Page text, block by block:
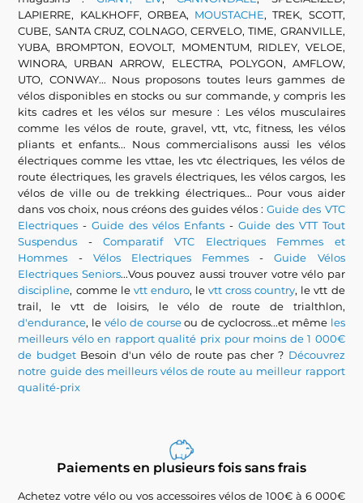
LAPIERRE, KALKHOFF, ORBEA, MOUSTACHE, TREK, SCOTT,
CUBE, SANTA CRUZ, COLNAGO, CERVELO, TIME, GRANVILLE,
YUBA, BROMPTON, EOVOLT, MOMENTUM, RIDLEY, VELOE,
WINORA, URBAN ARROW, ELECTRA, POLYGON, AMFLOW,
UTO, CONWAY... Nous proposons toutes leurs gammes de
vélos disponibles en stocks ou sur commande, y compris les
kits cadres et les vélos sur mesure : Les vélos musculaires
comme les vélos de route, gravel, vtt, vtc, fitness, les vélos
pliants et enfants... Nous commercialisons aussi les vélos
électriques comme les vttae, les vtc électriques, les vélos de
route électriques, les gravels électriques, les vélos cargos, les
vélos de ville ou de trekking électriques... Pour vous aider
dans vos choix, nous créons des guides vélos :Guide des VTC
Electriques -Guide des vélos Enfants - Guide des VTT Tout
Suspendus -Comparatif VTC Electriques Femmes et
Hommes - Vélos Electriques Femmes -Guide Vélos
Electriques Seniors...Vous pouvez aussi trouver votre vélo par
discipline, comme le vtt enduro, levtt cross country, le vtt de
trail, le vtt de loisirs, le vélo de route de trialthlon,
d'endurance, levélo de courseou de cyclocross...et même les
meilleurs vélo en rapport qualité prix pour moins de 1 000€
de budgetBesoin d'un vélo de route pas cher ? Découvrez
notre guide des meilleurs vélos de route au meilleur rapport
qualité-prix
Paiements en plusieurs fois sans frais
Achetez votre vélo ou vos accessoires vélos de 100€ à 6 000€